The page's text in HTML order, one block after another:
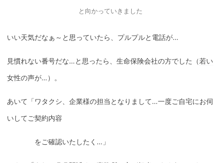
と向かっていきました
いい天気だなぁ～と思っていたら、プルプルと電話が…
見慣れない番号だな…と思ったら、生命保険会社の方でした（若い
女性の声が…）。
あいて「ワタクシ、企業様の担当となりまして…一度ご自宅にお伺
いしてご契約内容
をご確認いたしたく…」